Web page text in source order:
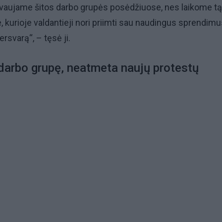
šitos darbo grupės posėdžiuose, nes laikome tą
kurioje valdantieji nori priimti sau naudingus
– tęsė ji.
grupę, neatmeta naujų protestų